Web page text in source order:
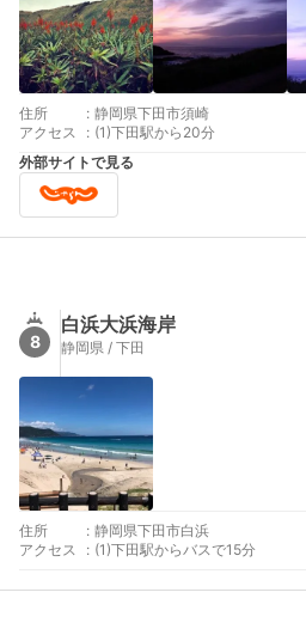
住所 : 静岡県下田市須崎
アクセス
: (1)下田駅から20分
外部サイトで見る
8
白浜大浜海岸
静岡県 / 下田
住所 : 静岡県下田市白浜
アクセス
: (1)下田駅からバスで15分